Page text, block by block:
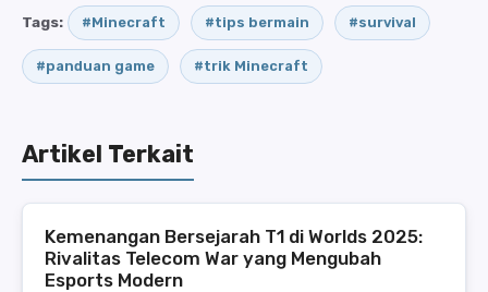
Tags: #Minecraft #tips bermain #survival
#panduan game #trik Minecraft
Artikel Terkait
Kemenangan Bersejarah T1 di Worlds 2025:
Rivalitas Telecom War yang Mengubah
Esports Modern